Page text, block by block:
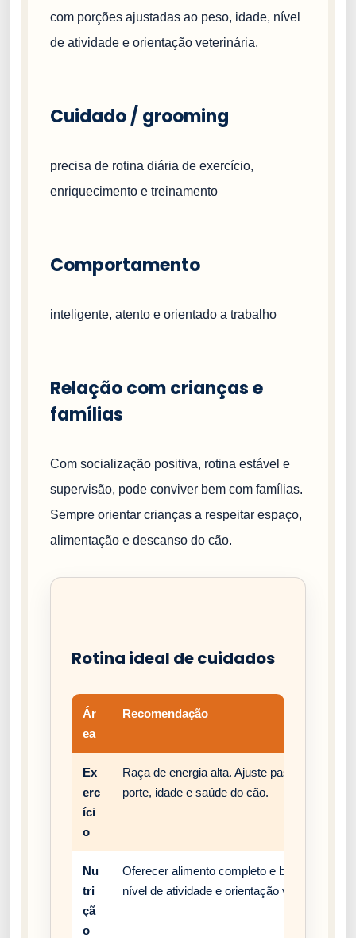
com porções ajustadas ao peso, idade, nível
de atividade e orientação veterinária.
Cuidado / grooming
precisa de rotina diária de exercício,
enriquecimento e treinamento
Comportamento
inteligente, atento e orientado a trabalho
Relação com crianças e
famílias
Com socialização positiva, rotina estável e
supervisão, pode conviver bem com famílias.
Sempre orientar crianças a respeitar espaço,
alimentação e descanso do cão.
Rotina ideal de cuidados
Ár
ea
Recomendação
Ex
erc
íci
o
Raça de energia alta. Ajuste passeios,
porte, idade e saúde do cão.
Nu
tri
çã
o
Oferecer alimento completo e balanceado,
nível de atividade e orientação veterinária.